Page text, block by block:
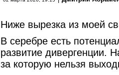
Ниже вырезка из моей
В серебре есть
развитие дивергенции.
за которую нельзя